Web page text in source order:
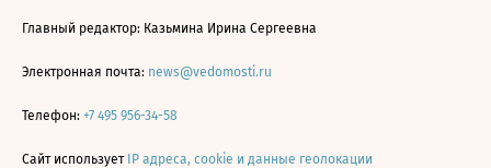
Главный редактор: Казьмина Ирина Сергеевна
Электронная почта: news@vedomosti.ru
Телефон: +7 495 956-34-58
Сайт использует IP адреса, cookie и данные геолокации